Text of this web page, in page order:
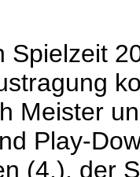
Spielzeit
Meister
Play-
(4.), der